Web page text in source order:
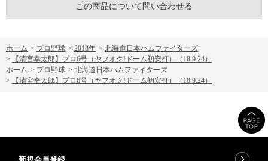
この商品について問い合わせる
ホーム > プロ野球 > 2018年 > 北海道日本ハムファイターズ
>
【清宮幸太郎】プロ6号（ヤフオク!ドーム初安打）（18.9.24）
ホーム > プロ野球 > 北海道日本ハムファイターズ
>
【清宮幸太郎】プロ6号（ヤフオク!ドーム初安打）（18.9.24）